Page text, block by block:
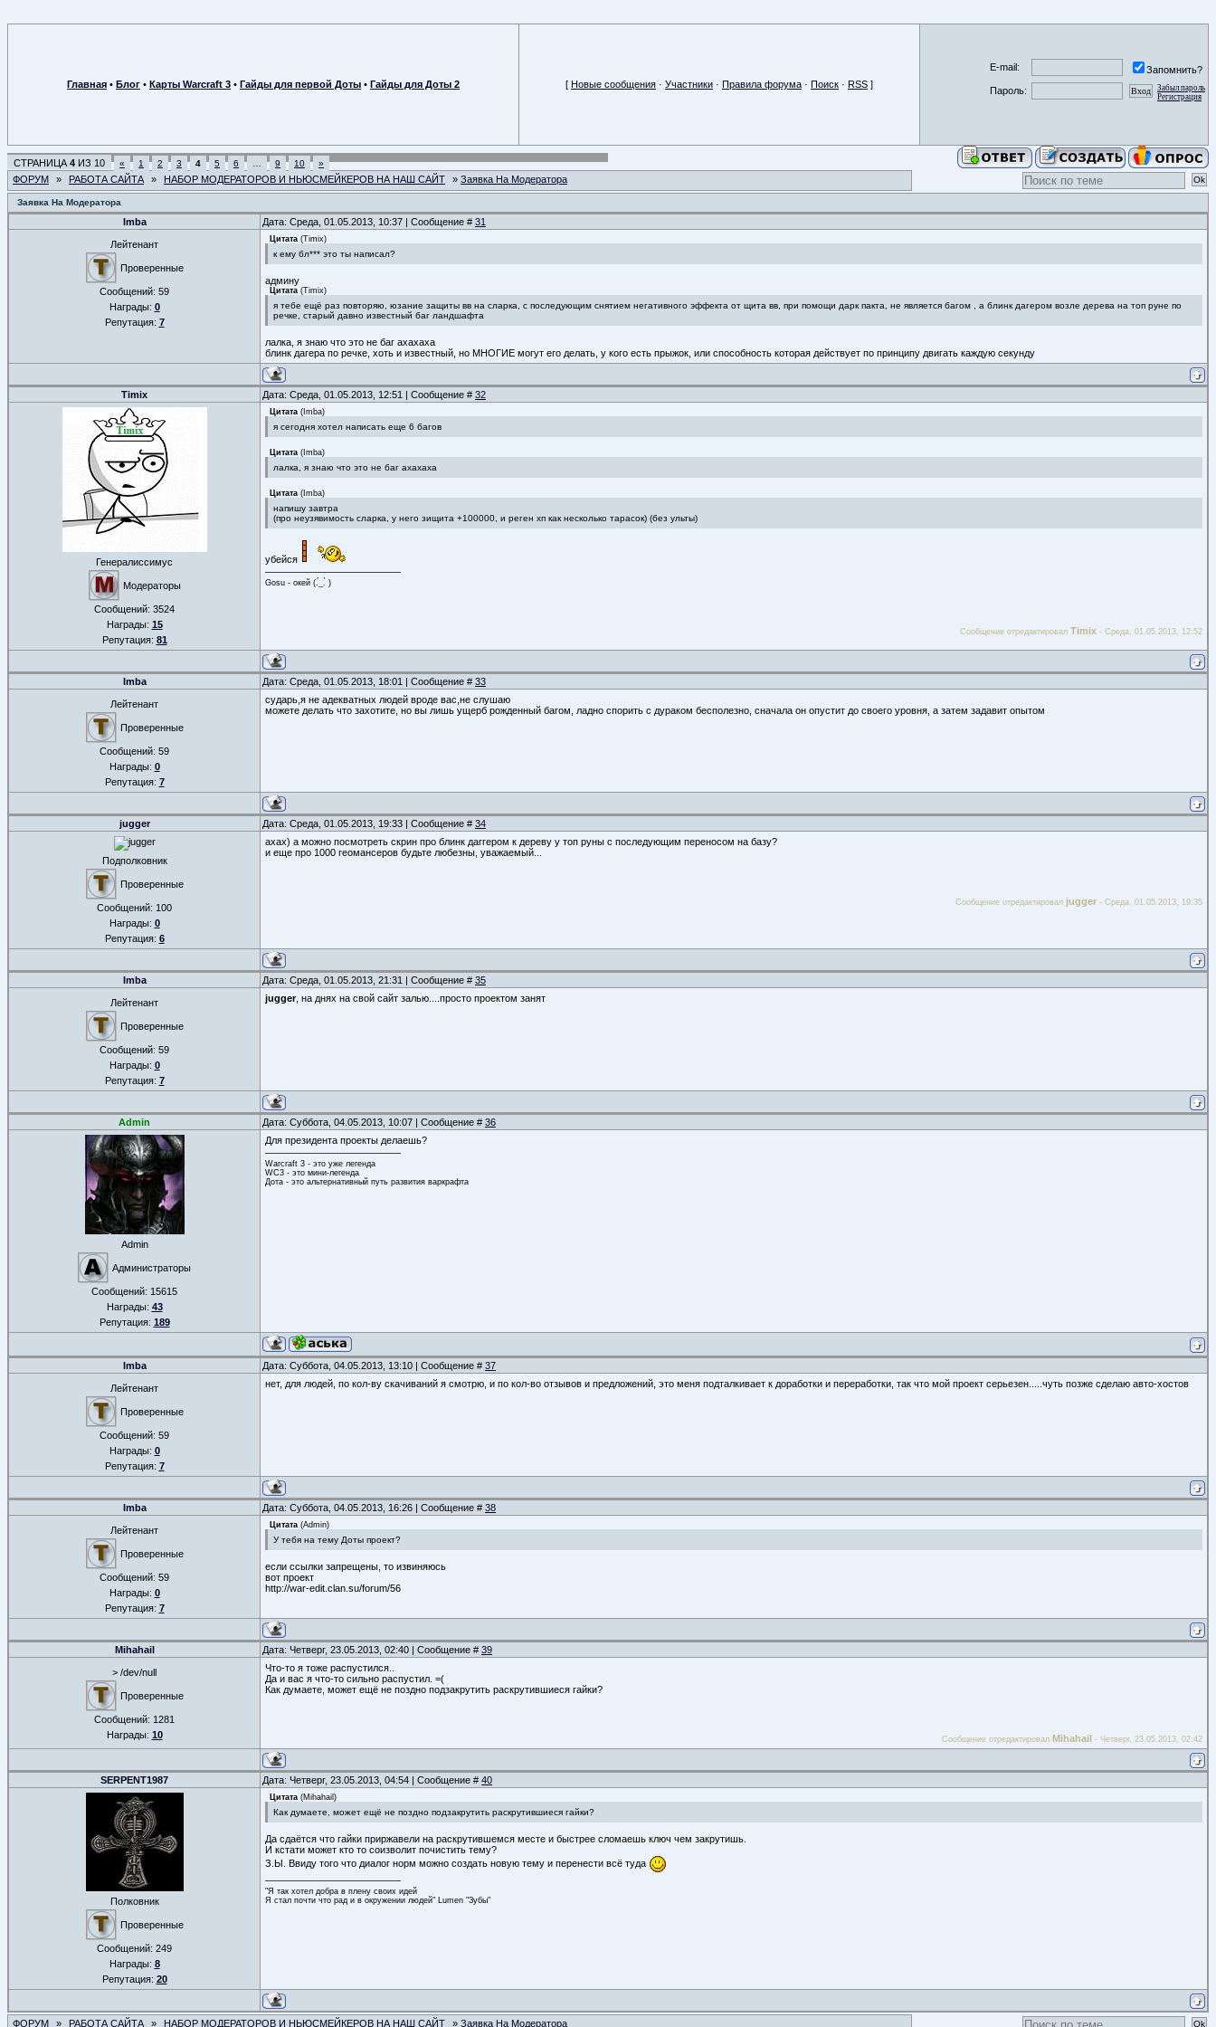
Главная • Блог • Карты Warcraft 3 • Гайды для первой Доты • Гайды для Доты 2 [ Новые сообщения · Участники · Правила форума · Поиск · RSS ]
E-mail:
Запомнить?
Пароль:
Забыл пароль
Регистрация
СТРАНИЦА 4 ИЗ 10 « 1 2 3 4 5 6 9 10 »
ФОРУМ » РАБОТА САЙТА » НАБОР МОДЕРАТОРОВ И НЬЮСМЕЙКЕРОВ НА НАШ САЙТ » Заявка На Модератора
Заявка На Модератора
Imba Дата: Среда, 01.05.2013, 10:37 | Сообщение # 31
Лейтенант
Проверенные
Сообщений: 59
Награды: 0
Репутация: 7
Цитата (Timix)
к ему бл*** это ты написал?
админу
Цитата (Timix)
я тебе ещё раз повторяю, юзание защиты вв на сларка, с последующим снятием негативного эффекта от щита вв, при помощи дарк пакта, не является багом , а блинк дагером возле дерева на топ руне по
речке, старый давно известный баг ландшафта
лалка, я знаю что это не баг ахахаха
блинк дагера по речке, хоть и известный, но МНОГИЕ могут его делать, у кого есть прыжок, или способность которая действует по принципу двигать каждую секунду
Timix Дата: Среда, 01.05.2013, 12:51 | Сообщение # 32
Генералиссимус
Модераторы
Сообщений: 3524
Награды: 15
Репутация: 81
Цитата ( Imba)
я сегодня хотел написать еще 6 багов
Цитата ( Imba)
лалка, я знаю что это не баг ахахаха
Цитата ( Imba)
напишу завтра
(про неузявимость сларка, у него зищита +100000, и реген хп как несколько тарасок) (без ульты)
убейся
Gosu - окей (.́_.̀ )
Сообщение отредактировал Timix - Среда, 01.05.2013, 12:52
Imba Дата: Среда, 01.05.2013, 18:01 | Сообщение # 33
Лейтенант
Проверенные
Сообщений: 59
Награды: 0
Репутация: 7
сударь,я не адекватных людей вроде вас,не слушаю
можете делать что захотите, но вы лишь ущерб рожденный багом, ладно спорить с дураком бесполезно, сначала он опустит до своего уровня, а затем задавит опытом
jugger Дата: Среда, 01.05.2013, 19:33 | Сообщение # 34
Подполковник
Проверенные
Сообщений: 100
Награды: 0
Репутация: 6
ахах) а можно посмотреть скрин про блинк даггером к дереву у топ руны с последующим переносом на базу?
и еще про 1000 геомансеров будьте любезны, уважаемый...
Сообщение отредактировал jugger - Среда, 01.05.2013, 19:35
Imba Дата: Среда, 01.05.2013, 21:31 | Сообщение # 35
Лейтенант
Проверенные
Сообщений: 59
Награды: 0
Репутация: 7
jugger, на днях на свой сайт залью....просто проектом занят
Admin Дата: Суббота, 04.05.2013, 10:07 | Сообщение # 36
Admin
Администраторы
Сообщений: 15615
Награды: 43
Репутация: 189
Для президента проекты делаешь?
Warcraft 3 - это уже легенда
WC3 - это мини-легенда
Дота - это альтернативный путь развития варкрафта
Imba Дата: Суббота, 04.05.2013, 13:10 | Сообщение # 37
Лейтенант
Проверенные
Сообщений: 59
Награды: 0
Репутация: 7
нет, для людей, по кол-ву скачиваний я смотрю, и по кол-во отзывов и предложений, это меня подталкивает к доработки и переработки, так что мой проект серьезен.....чуть позже сделаю авто-хостов
Imba Дата: Суббота, 04.05.2013, 16:26 | Сообщение # 38
Лейтенант
Проверенные
Сообщений: 59
Награды: 0
Репутация: 7
Цитата (Admin)
У тебя на тему Доты проект?
если ссылки запрещены, то извиняюсь
вот проект
http://war-edit.clan.su/forum/56
Mihahail Дата: Четверг, 23.05.2013, 02:40 | Сообщение # 39
> /dev/null
Проверенные
Сообщений: 1281
Награды: 10
Что-то я тоже распустился..
Да и вас я что-то сильно распустил. =(
Как думаете, может ещё не поздно подзакрутить раскрутившиеся гайки?
Сообщение отредактировал Mihahail - Четверг, 23.05.2013, 02:42
SERPENT1987 Дата: Четверг, 23.05.2013, 04:54 | Сообщение # 40
Полковник
Проверенные
Сообщений: 249
Награды: 8
Репутация: 20
Цитата (Mihahail )
Как думаете, может ещё не поздно подзакрутить раскрутившиеся гайки?
Да сдаётся что гайки приржавели на раскрутившемся месте и быстрее сломаешь ключ чем закрутишь.
И кстати может кто то соизволит почистить тему?
З.Ы. Ввиду того что диалог норм можно создать новую тему и перенести всё туда
"Я так хотел добра в плену своих идей
Я стал почти что рад и в окружении людей" Lumen "Зубы"
ФОРУМ » РАБОТА САЙТА » НАБОР МОДЕРАТОРОВ И НЬЮСМЕЙКЕРОВ НА НАШ САЙТ » Заявка На Модератора